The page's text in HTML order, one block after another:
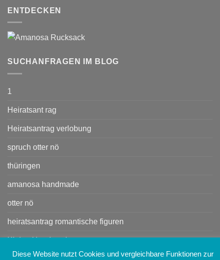
ENTDECKEN
SUCHANFRAGEN IM BLOG
1
Heiratsant rag
Heiratsantrag verlobung
spruch otter nö
thüringen
amanosa handmade
otter nö
heiratsantrag romantische figuren
Kleine Handtasche
Diese Website nutzt Cookies und vergleichbare Funktionen zur